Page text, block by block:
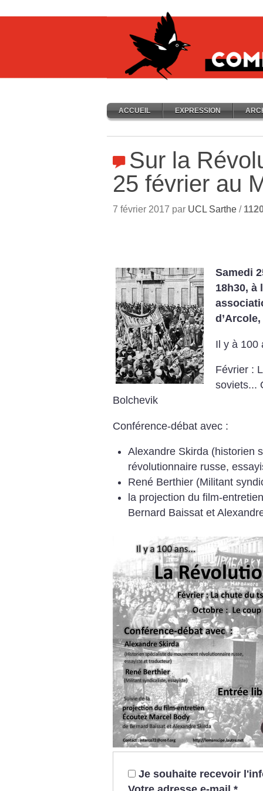
ACCUEIL EXPRESSION
Sur la
25 février au
7 février 2017 par UCL Sarthe /
Samedi
18h30, à
Il y à 100
Février :
soviets...
Bolchevik
Conférence-débat avec :
Alexandre Skirda (historien
révolutionnaire russe,
René Berthier (Militant
la projection du film-
Bernard Baissat et
Je souhaite recevoir